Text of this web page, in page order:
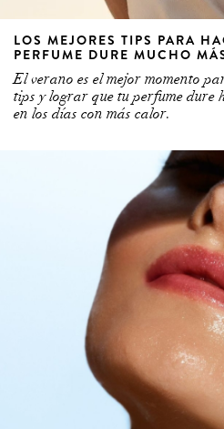
LOS MEJORES TIPS PARA
PERFUME DURE MUCHO
El verano es el mejor momento
tips y lograr que tu perfume dure
en los días con más calor.